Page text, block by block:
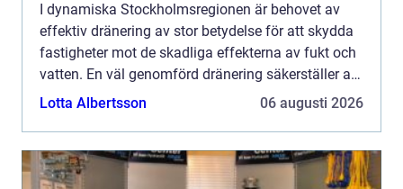
I dynamiska Stockholmsregionen är behovet av
effektiv dränering av stor betydelse för att skydda
fastigheter mot de skadliga effekterna av fukt och
vatten. En väl genomförd dränering säkerställer att
vatten led...
Lotta Albertsson 06 augusti 2026